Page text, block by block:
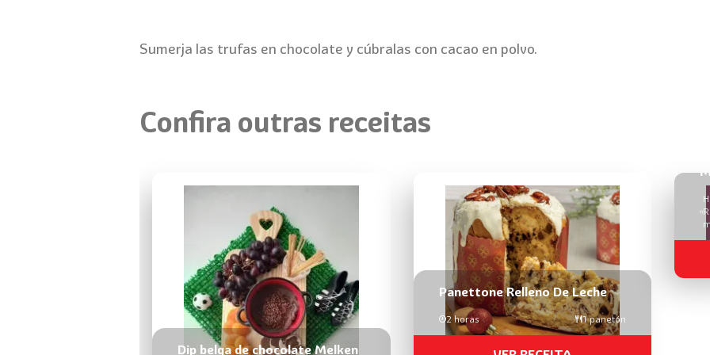
Sumerja las trufas en chocolate y cúbralas con cacao en polvo.
Confira outras receitas
Dip belga de chocolate Melken
Panettone Relleno De Leche
2 horas 1 panetón